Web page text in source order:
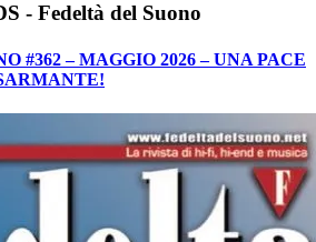
- Fedeltà del Suono
#362 – MAGGIO 2026 – UNA PACE